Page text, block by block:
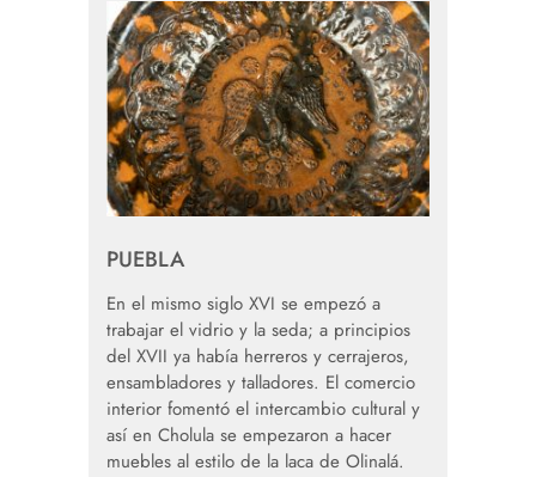
PUEBLA
En el mismo siglo XVI se empezó a
trabajar el vidrio y la seda; a principios
del XVII ya había herreros y cerrajeros,
ensambladores y talladores. El comercio
interior fomentó el intercambio cultural y
así en Cholula se empezaron a hacer
muebles al estilo de la laca de Olinalá.